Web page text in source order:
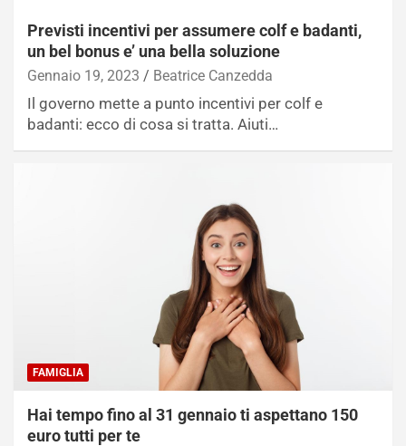
Previsti incentivi per assumere colf e badanti,
un bel bonus e’ una bella soluzione
Gennaio 19, 2023 Beatrice Canzedda
Il governo mette a punto incentivi per colf e
badanti: ecco di cosa si tratta. Aiuti…
FAMIGLIA
Hai tempo fino al 31 gennaio ti aspettano 150
euro tutti per te